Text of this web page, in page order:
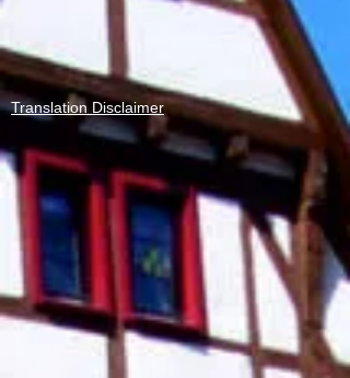
Translation Disclaimer